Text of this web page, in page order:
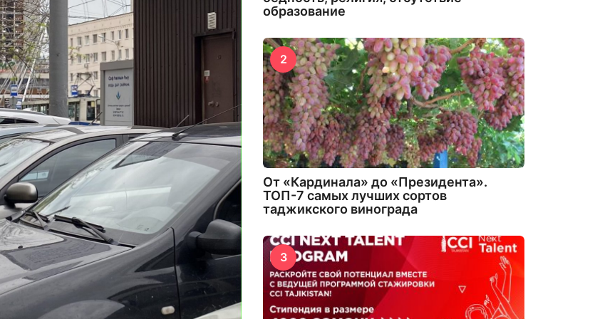
образование
2
От «Кардинала» до «Президента».
ТОП-7 самых лучших сортов
таджикского винограда
3